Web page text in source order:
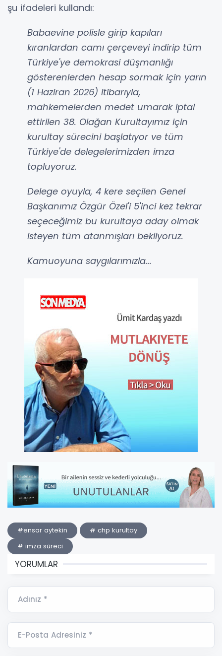
şu ifadeleri kullandı:
Babaevine polisle girip kapıları
kıranlardan camı çerçeveyi indirip tüm
Türkiye'ye demokrasi düşmanlığı
gösterenlerden hesap sormak için yarın
(1 Haziran 2026) itibarıyla,
mahkemelerden medet umarak iptal
ettirilen 38. Olağan Kurultayımız için
kurultay sürecini başlatıyor ve tüm
Türkiye'de delegelerimizden imza
topluyoruz.
Delege oyuyla, 4 kere seçilen Genel
Başkanımız Özgür Özel'i 5'inci kez tekrar
seçeceğimiz bu kurultaya aday olmak
isteyen tüm atanmışları bekliyoruz.
Kamuoyuna saygılarımızla...
#ensar aytekin
# chp kurultay
# imza süreci
YORUMLAR
Adınız *
E-Posta Adresiniz *